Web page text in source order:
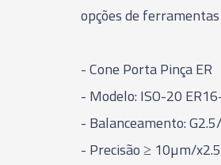
opções de
- Cone Porta Pinça ER
- Modelo: ISO-20
- Balanceamento:
- Precisão≥ 10µm/